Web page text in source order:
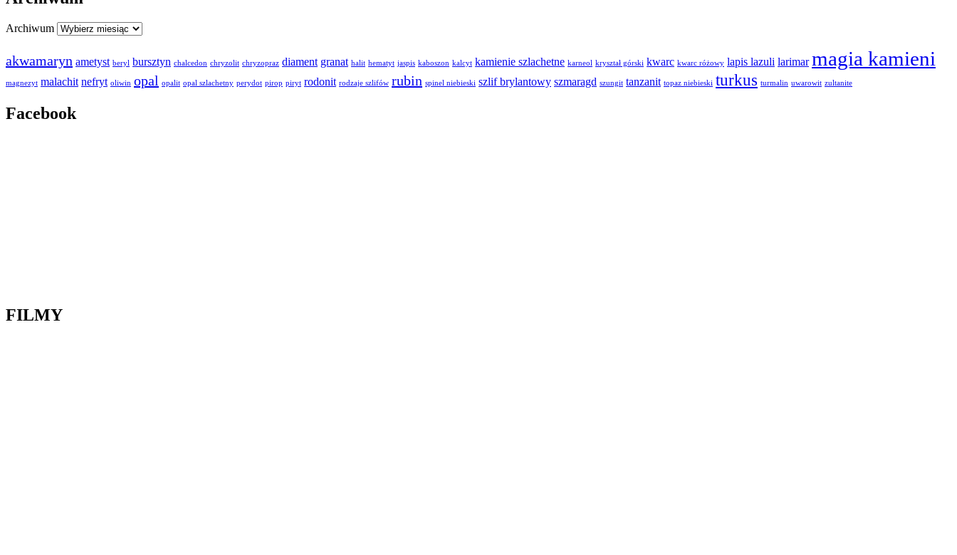
Archiwum
akwamaryn ametyst beryl bursztyn chalcedon chryzolit chryzopraz diament granat halit hematyt jaspis kaboszon kalcyt kamienie szlachetne karneol kryształ górski kwarc kwarc różowy lapis lazuli larimar magia kamieni
magnezyt malachit nefryt oliwin opal opalit opal szlachetny perydot pirop piryt rodonit rodzaje szlifów rubin spinel niebieski szlif brylantowy szmaragd szungit tanzanit topaz niebieski turkus turmalin uwarowit zultanite
Facebook
FILMY